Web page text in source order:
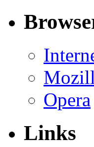
Opera
Links